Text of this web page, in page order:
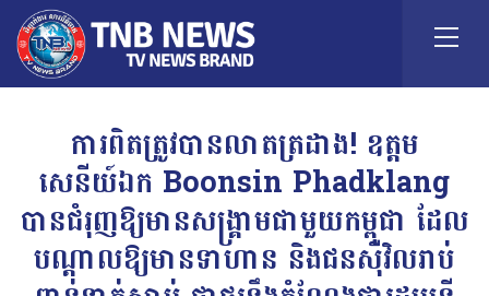
ការពិតត្រូវបានលាតត្រដាង! ឧត្តម
សេនីយ៍ឯក Boonsin Phadklang
បានជំរុញឱ្យមានសង្រ្គាមជាមួយកម្ពុជា ដែល
បណ្តាលឱ្យមានទាហាន និងជនស៊ីវិលរាប់